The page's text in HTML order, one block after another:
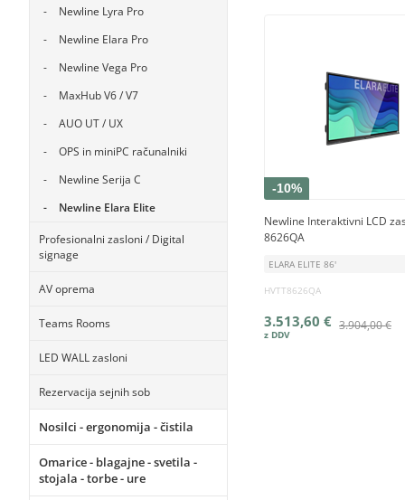
Newline Lyra Pro
Newline Elara Pro
Newline Vega Pro
MaxHub V6 / V7
AUO UT / UX
OPS in miniPC računalniki
Newline Serija C
Newline Elara Elite
Profesionalni zasloni / Digital
signage
AV oprema
Teams Rooms
LED WALL zasloni
Rezervacija sejnih sob
Nosilci - ergonomija - čistila
Omarice - blagajne - svetila -
stojala - torbe - ure
-10%
Newline Interaktivni LCD
8626QA
ELARA ELITE 86'
HVTT8626QA
3.904,00 €
3.513,60 €